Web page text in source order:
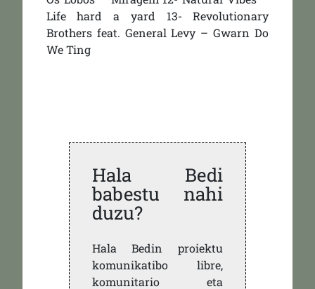
Life hard a yard 13- Revolutionary
Brothers feat. General Levy – Gwarn Do
We Ting
Hala Bedi
babestu nahi
duzu?
Hala Bedin proiektu
komunikatibo libre,
komunitario eta